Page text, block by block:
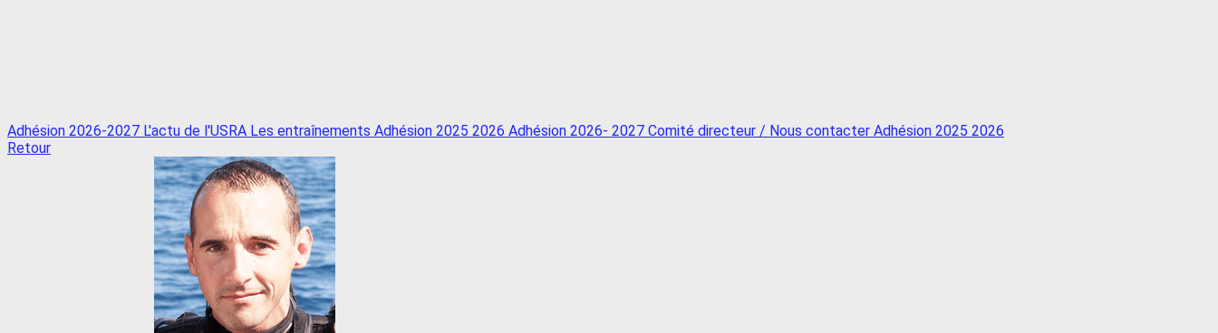
Adhésion 2026-2027 L'actu de l'USRA Les entraînements Adhésion 2025 2026 Adhésion 2026- 2027 Comité directeur / Nous contacter Adhésion 2025 2026
Retour